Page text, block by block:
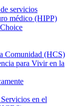
servicios
médico (HIPP)
Comunidad (HCS)
para Vivir en la
en el